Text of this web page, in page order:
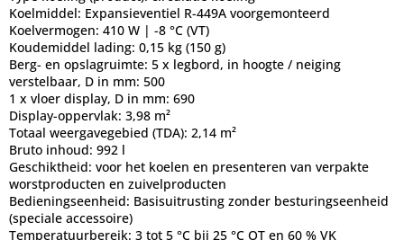
Koelmiddel: Expansieventiel R-449A voorgemonteerd
Koelvermogen: 410 W | -8 °C (VT)
Koudemiddel lading: 0,15 kg (150 g)
Berg- en opslagruimte: 5 x legbord, in hoogte / neiging
verstelbaar, D in mm: 500
1 x vloer display, D in mm: 690
Display-oppervlak: 3,98 m²
Totaal weergavegebied (TDA): 2,14 m²
Bruto inhoud: 992 l
Geschiktheid: voor het koelen en presenteren van verpakte
worstproducten en zuivelproducten
Bedieningseenheid: Basisuitrusting zonder besturingseenheid
(speciale accessoire)
Temperatuurbereik: 3 tot 5 °C bij 25 °C OT en 60 % VK